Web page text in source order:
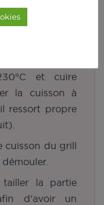
étape,
dans
et cuire
la cuisson à
ressort propre
cuisson du grill
tailler la partie
d’avoir un